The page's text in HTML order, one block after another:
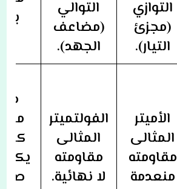
التوازي
(مجزئ
التيار).
التوالي
(مضاعف
الجهد).
الأميتر
المثالى
مقاومته
منعدمة
الفولتميتر
المثالى
مقاومته
لا نهائية.
يكون